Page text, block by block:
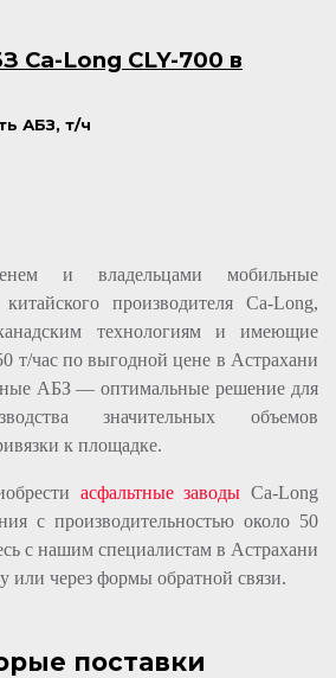
Ca-Long CLY-700 в
АБЗ, т/ч
и владельцами мобильные
производителя Ca-Long,
технологиям и имеющие
т/час по выгодной цене в Астрахани
АБЗ — оптимальные решение для
значительных объемов
к площадке.
асфальтные заводы Ca-Long
с производительностью около 50
с нашим специалистам в Астрахани
или через формы обратной связи.
поставки